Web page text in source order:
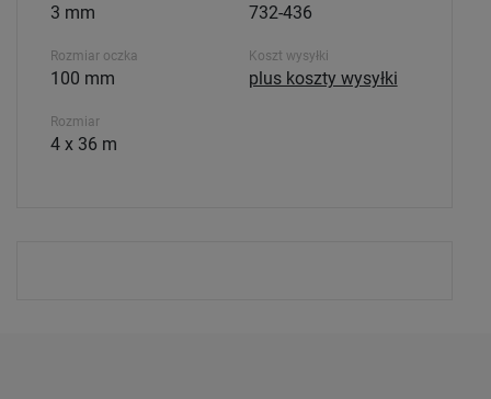
3 mm
Rozmiar oczka
100 mm
Rozmiar
4 x 36 m
732-436
Koszt wysyłki
plus koszty wysyłki